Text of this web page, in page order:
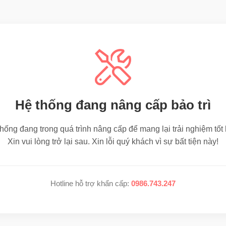
Hệ thống đang nâng cấp bảo trì
đang trong quá trình nâng cấp để mang lại trải nghiệm tốt
Xin vui lòng trở lại sau. Xin lỗi quý khách vì sự bất tiện này!
Hotline hỗ trợ khẩn cấp: 0986.743.247